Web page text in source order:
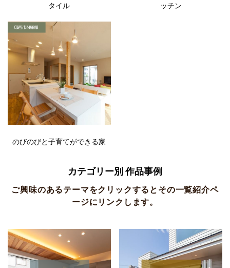
タイル
ッチン
のびのびと子育てができる家
カテゴリー別 作品事例
ご興味のあるテーマをクリックするとその一覧紹介ペ
ージにリンクします。